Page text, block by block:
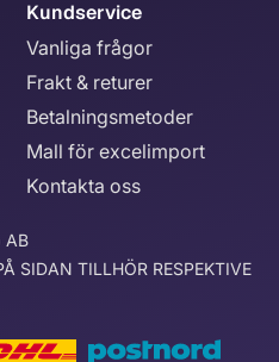
Kundservice
Vanliga frågor
Frakt & returer
Betalningsmetoder
Mall för excelimport
Kontakta oss
AB
SIDAN TILLHÖR RESPEKTIVE